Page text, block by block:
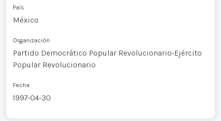
País
México
Organización
Partido Democrático Popular Revolucionario-Ejército
Popular Revolucionario
Fecha
1997-04-30